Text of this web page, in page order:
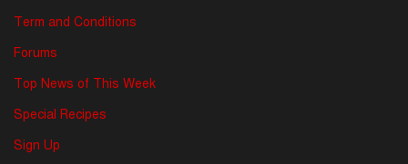
Term and Conditions
Forums
Top News of This Week
Special Recipes
Sign Up